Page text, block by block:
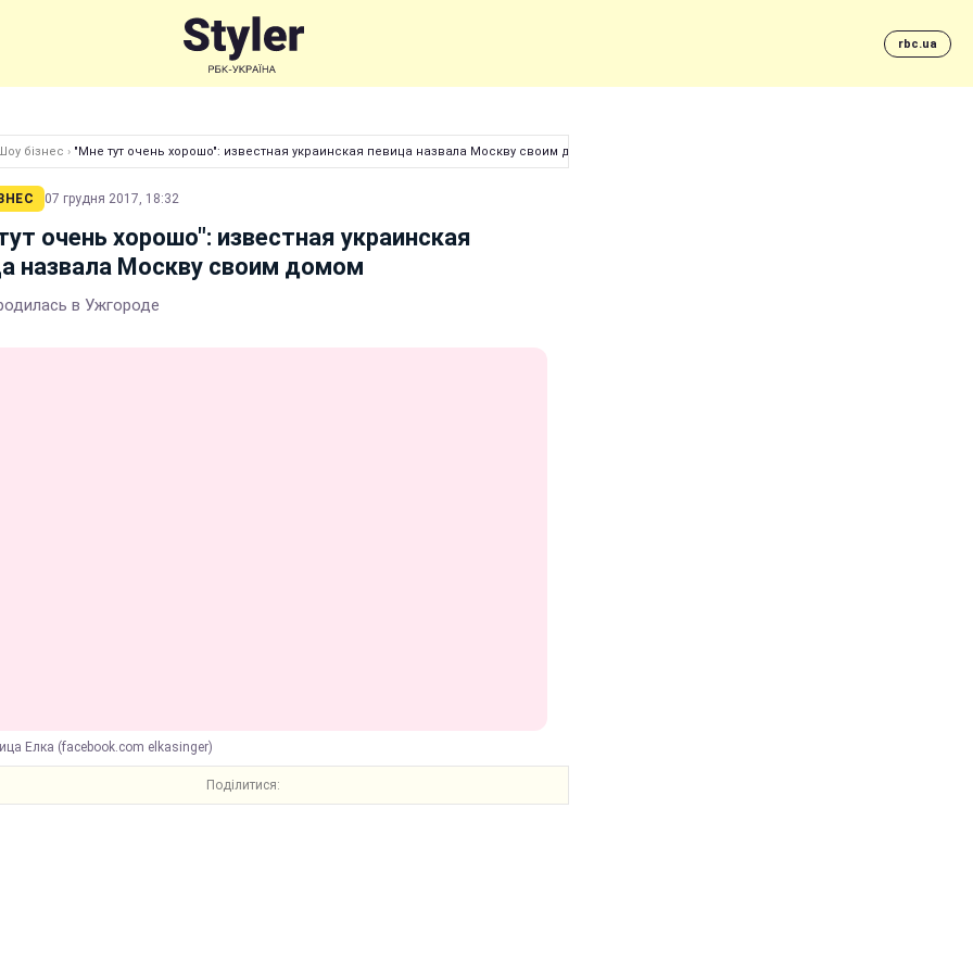
rbc.ua
бізнес › "Мне тут очень хорошо": известная украинская певица назвала Москву своим домом
07 грудня 2017, 18:32
очень хорошо": известная украинская
назвала Москву своим домом
в Ужгороде
Елка (facebook.com elkasinger)
Поділитися: